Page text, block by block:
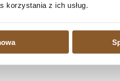
korzystania z ich usług.
kredytu waloryzowanego do
ale zajmujemy się również